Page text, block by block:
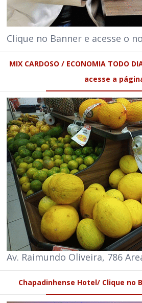
Clique no Banner e acesse o
MIX CARDOSO / ECONOMIA TODO
acesse a
Av. Raimundo Oliveira, 786
Chapadinhense Hotel/ Clique no